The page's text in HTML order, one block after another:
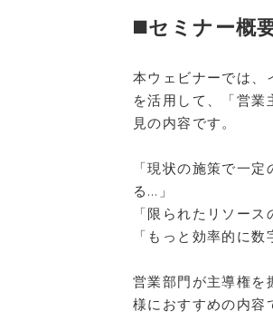
◼️セミナー概
本ウェビナーでは、
を活用して、「営
見の内容です。
「現状の施策で一
る…」
「限られたリソー
「もっと効率的に
営業部門が主導権を
様におすすめの内容